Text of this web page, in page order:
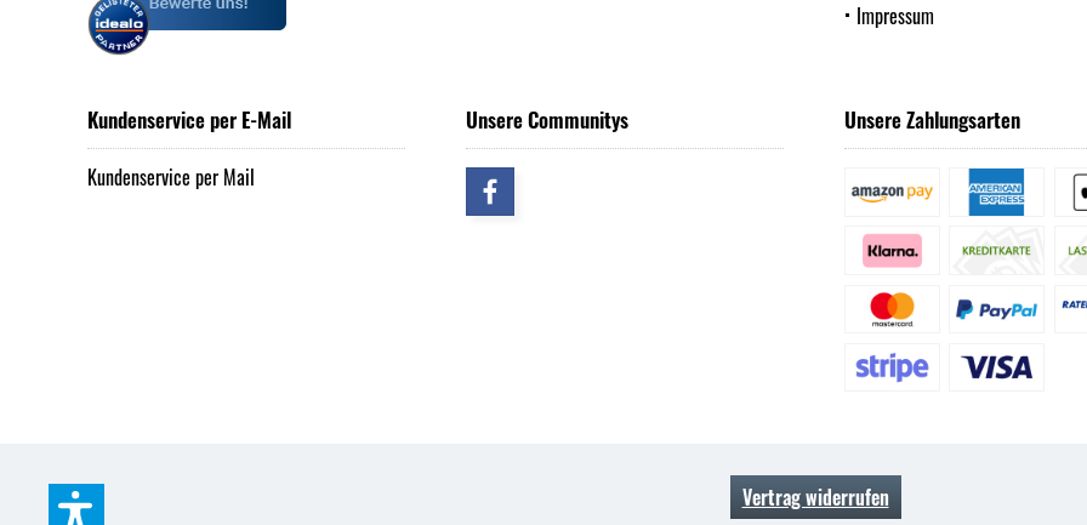
Impressum
Kundenservice per E-Mail
Kundenservice per Mail
Unsere Communitys Unsere Zahlungsarten
Vertrag widerrufen